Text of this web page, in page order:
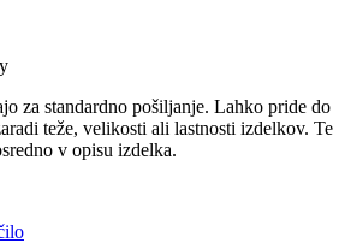
za standardno pošiljanje. Lahko pride do
teže, velikosti ali lastnosti izdelkov. Te
v opisu izdelka.